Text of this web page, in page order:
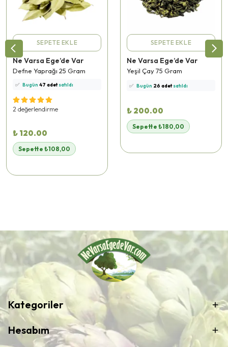
SEPETE EKLE
Ne Varsa Ege’de Var
Defne Yaprağı 25 Gram
⭐️ Bu ürünü613 kişifavoriledi!
🛒
80 kişisepetine ekledi!
✅ Bugün 47 adetsatıldı
🚚
Hızlı teslimat
2 değerlendirme
₺ 120.00
Sepette ₺108,00
SEPETE EKLE
Ne Varsa Ege’de Var
Yeşil Çay 75 Gram
⭐️ Bu ürünü244 kişifavoriledi!
🛒 83 kişisepetine ekledi!
✅ Bugün 26 adetsatıldı
₺ 200.00
Sepette ₺180,00
Kategoriler
Hesabım